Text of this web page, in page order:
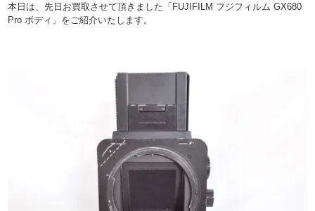
本日は、先日お買取させて頂きました「FUJIFILM フジフィルム GX680
Pro ボディ」をご紹介いたします。